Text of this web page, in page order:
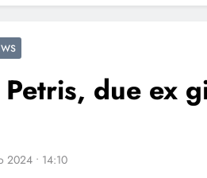
Petris, due ex
2024 • 14:10